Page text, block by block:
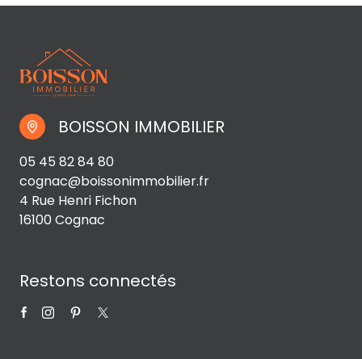
BOISSON IMMOBILIER
05 45 82 84 80
cognac@boissonimmobilier.fr
4 Rue Henri Fichon
16100 Cognac
Restons connectés